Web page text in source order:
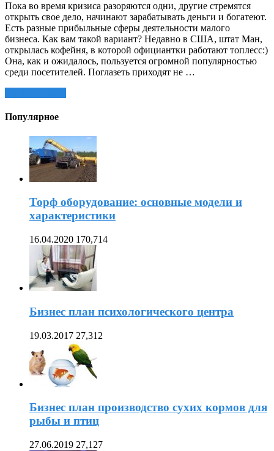
Пока во время кризиса разоряются одни, другие стремятся
открыть свое дело, начинают зарабатывать деньги и богатеют.
Есть разные прибыльные сферы деятельности малого
бизнеса. Как вам такой вариант? Недавно в США, штат Ман,
открылась кофейня, в которой официантки работают топлесс:)
Она, как и ожидалось, пользуется огромной популярностью
среди посетителей. Поглазеть приходят не …
Популярное
Торф оборудование: основные модели и
характеристики
16.04.2020 170,714
Бизнес план психологического центра
19.03.2017 27,312
Бизнес план производство сухих кормов для
рыбы и птиц
27.06.2019 27,127